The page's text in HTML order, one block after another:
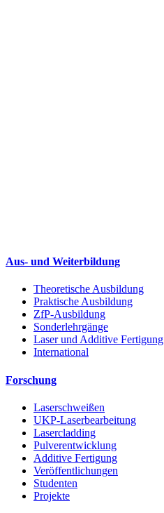
Aus- und Weiterbildung
Theoretische Ausbildung
Praktische Ausbildung
ZfP-Ausbildung
Sonderlehrgänge
Laser und Additive Fertigung
International
Forschung
Laserschweißen
UKP-Laserbearbeitung
Lasercladding
Pulverentwicklung
Additive Fertigung
Veröffentlichungen
Studenten
Projekte